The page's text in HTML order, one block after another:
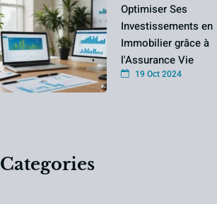
Optimiser Ses
Investissements en
Immobilier grâce à
l'Assurance Vie
19 Oct 2024
Categories